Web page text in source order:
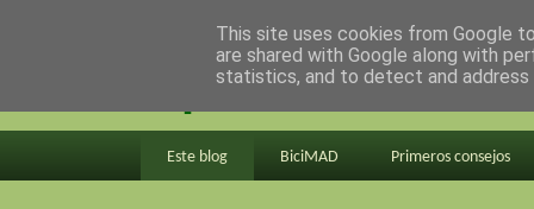
en bici por madrid
Este blog BiciMAD Primeros consejos
This site uses cookies from Google
are shared with Google along with
statistics, and to detect and address